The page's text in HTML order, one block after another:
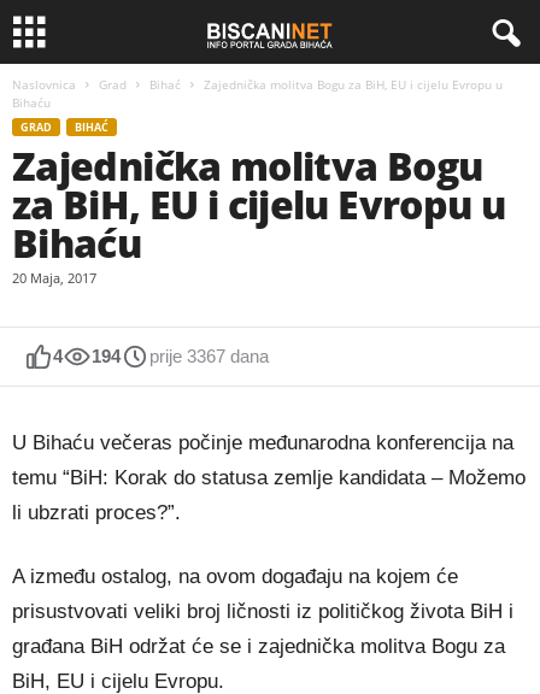
Naslovnica Grad Bihać
Zajednička molitva Bogu za BiH, EU i cijelu Evropu u
Bihaću
GRAD BIHAĆ
Zajednička molitva Bogu
za BiH, EU i cijelu Evropu u
Bihaću
20 Maja, 2017
4 194 prije 3367 dana
U Bihaću večeras počinje međunarodna konferencija na
temu “BiH: Korak do statusa zemlje kandidata – Možemo
li ubzrati proces?”.
A između ostalog, na ovom događaju na kojem će
prisustvovati veliki broj ličnosti iz političkog života BiH i
građana BiH održat će se i zajednička molitva Bogu za
BiH, EU i cijelu Evropu.